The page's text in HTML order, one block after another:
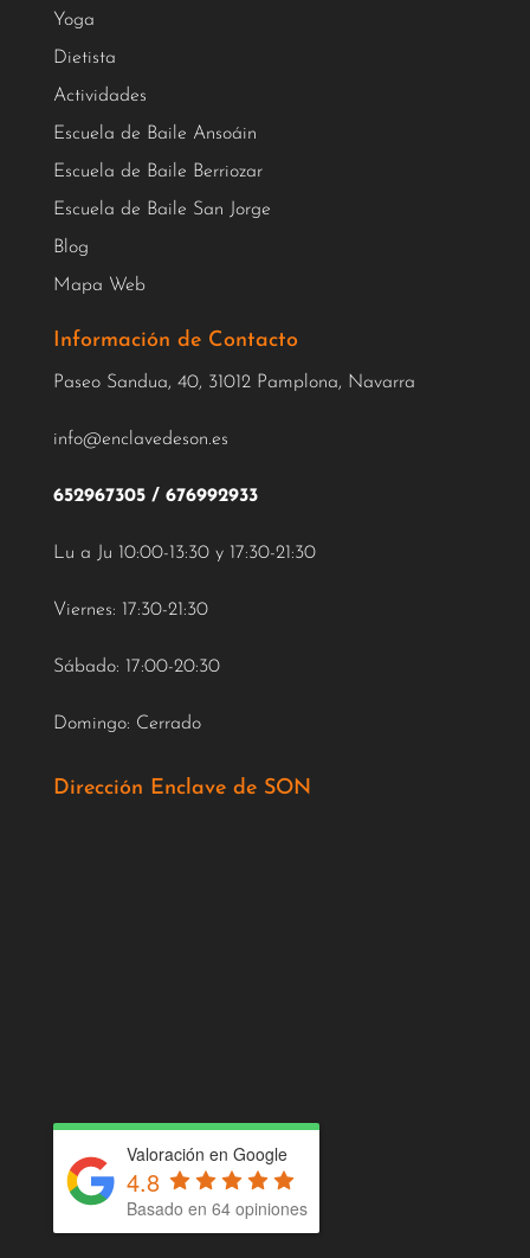
Yoga
Dietista
Actividades
Escuela de Baile Ansoáin
Escuela de Baile Berriozar
Escuela de Baile San Jorge
Blog
Mapa Web
Información de Contacto
Paseo Sandua, 40, 31012 Pamplona, Navarra
info@enclavedeson.es
652967305/ 676992933
Lu a Ju 10:00-13:30 y 17:30-21:30
Viernes: 17:30-21:30
Sábado: 17:00-20:30
Domingo: Cerrado
Dirección Enclave de SON
Valoración en Google
4.8
Basado en 64 opiniones